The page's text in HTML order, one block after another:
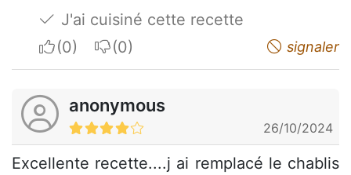
J'ai cuisiné cette recette
I apreciateI do not appreciate signaler
anonymous
26/10/2024
Excellente recette....j ai remplacé le chablis